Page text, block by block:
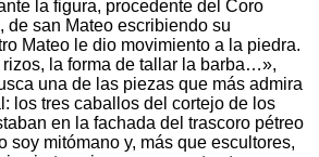
la figura, procedente del Coro
de san Mateo escribiendo su
Mateo le dio movimiento a la piedra.
rizos, la forma de tallar la barba…»,
una de las piezas que más admira
los tres caballos del cortejo de los
en la fachada del trascoro pétreo
soy mitómano y, más que escultores,